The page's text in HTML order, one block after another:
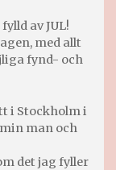
av JUL!
med allt
fynd- och
i Stockholm i
man och
det jag fyller